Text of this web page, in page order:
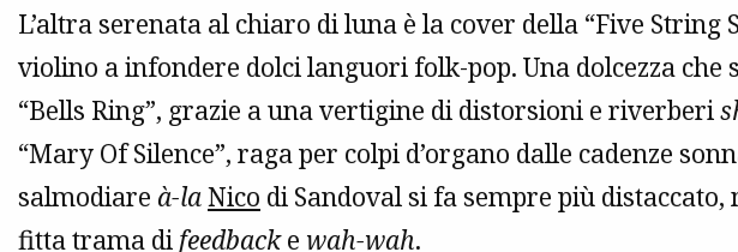
L’altra serenata al chiaro di luna è la cover della “Five String
violino a infondere dolci languori folk-pop. Una dolcezza che
“Bells Ring”, grazie a una vertigine di distorsioni e riverberi
“Mary Of Silence”, raga per colpi d’organo dalle cadenze
salmodiare à-laNico di Sandoval si fa sempre più distaccato,
fitta trama di feedbacke wah-wah.